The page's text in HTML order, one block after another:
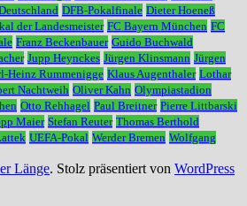
DFB-Pokalfinale Dieter Hoeneß
der Landesmeister FC Bayern München FC
Franz Beckenbauer Guido Buchwald
Jupp Heynckes Jürgen Klinsmann Jürgen
Heinz Rummenigge Klaus Augenthaler Lothar
Nachtweih Oliver Kahn Olympiastadion
Otto Rehhagel Paul Breitner Pierre Littbarski
Maier Stefan Reuter Thomas Berthold
UEFA-Pokal Werder Bremen Wolfgang
Länge. Stolz präsentiert von WordPress